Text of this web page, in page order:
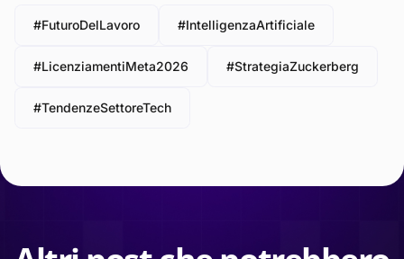
#FuturoDelLavoro #IntelligenzaArtificiale
#LicenziamentiMeta2026 #StrategiaZuckerberg
#TendenzeSettoreTech